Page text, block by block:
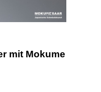
mit Mokume